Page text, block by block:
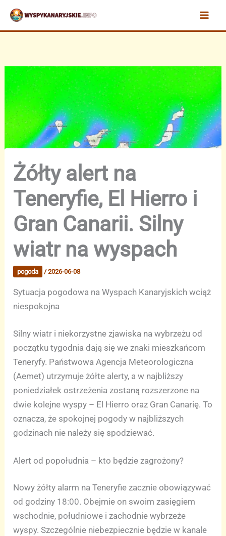
Przejdź
treści
Żółty alert na
Teneryfie, El Hierro i
Gran Canarii. Silny
wiatr na wyspach
pogoda /2026-06-08
Sytuacja pogodowa na Wyspach Kanaryjskich wciąż
niespokojna
Silny wiatr i niekorzystne zjawiska na wybrzeżu od
początku tygodnia dają się we znaki mieszkańcom
Teneryfy. Państwowa Agencja Meteorologiczna
(Aemet) utrzymuje żółte alerty, a w najbliższy
poniedziałek ostrzeżenia zostaną rozszerzone na
dwie kolejne wyspy – El Hierro oraz Gran Canarię. To
oznacza, że spokojnej pogody w najbliższych
godzinach nie należy się spodziewać.
Alert od popołudnia – kto będzie zagrożony?
Nowy żółty alarm na Teneryfie zacznie obowiązywać
od godziny 18:00. Obejmie on swoim zasięgiem
wschodnie, południowe i zachodnie wybrzeże
wyspy. Szczególnie niebezpiecznie będzie w kanale